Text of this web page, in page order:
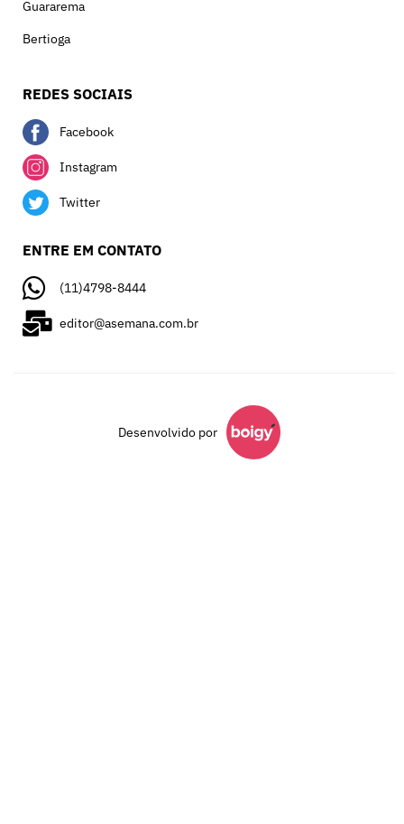
Guararema
Bertioga
REDES SOCIAIS
Facebook
Instagram
Twitter
ENTRE EM CONTATO
(11)4798-8444
editor@asemana.com.br
Desenvolvido por